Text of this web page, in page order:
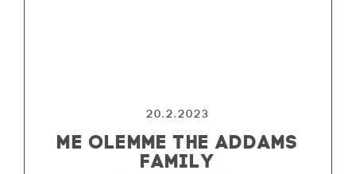
20.2.2023
ME OLEMME THE ADDAMS
FAMILY